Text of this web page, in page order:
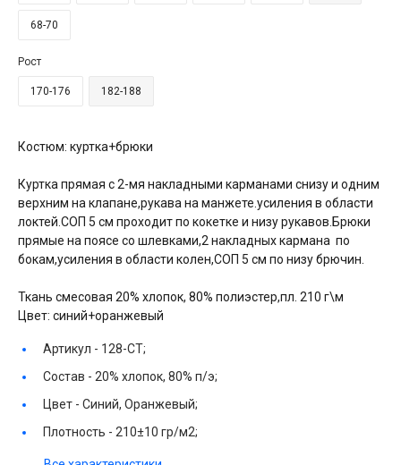
68-70
Рост
170-176 182-188
Костюм: куртка+брюки
Куртка прямая с 2-мя накладными карманами снизу и одним
верхним на клапане,рукава на манжете.усиления в области
локтей.СОП 5 см проходит по кокетке и низу рукавов.Брюки
прямые на поясе со шлевками,2 накладных кармана по
бокам,усиления в области колен,СОП 5 см по низу брючин.
Ткань смесовая 20% хлопок, 80% полиэстер,пл. 210 г\м
Цвет: синий+оранжевый
Артикул - 128-СТ;
Состав - 20% хлопок, 80% п/э;
Цвет - Синий, Оранжевый;
Плотность - 210±10 гр/м2;